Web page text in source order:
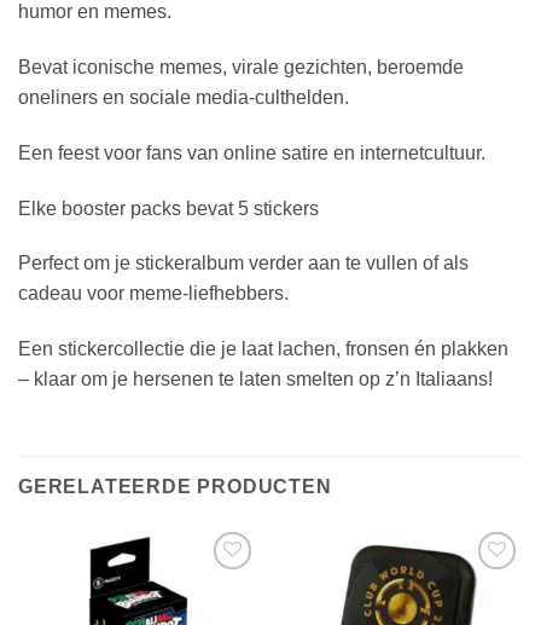
humor en memes.
Bevat iconische memes, virale gezichten, beroemde
oneliners en sociale media-culthelden.
Een feest voor fans van online satire en internetcultuur.
Elke booster packs bevat 5 stickers
Perfect om je stickeralbum verder aan te vullen of als
cadeau voor meme-liefhebbers.
Een stickercollectie die je laat lachen, fronsen én plakken
– klaar om je hersenen te laten smelten op z’n Italiaans!
GERELATEERDE PRODUCTEN